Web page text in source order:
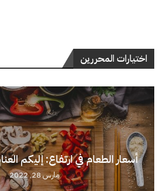
اختيارات المحررين
أسعار الطعام في ارتفاع: إليكم
مارس 28, 2022